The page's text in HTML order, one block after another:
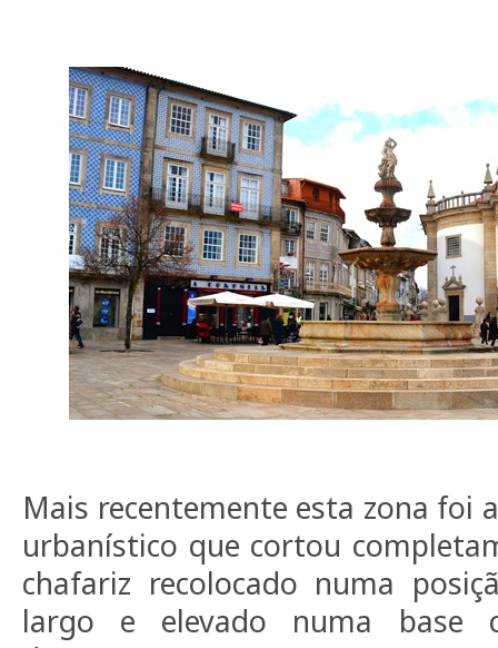
Mais recentemente esta zona foi
urbanístico que cortou
chafariz recolocado numa
largo e elevado numa base